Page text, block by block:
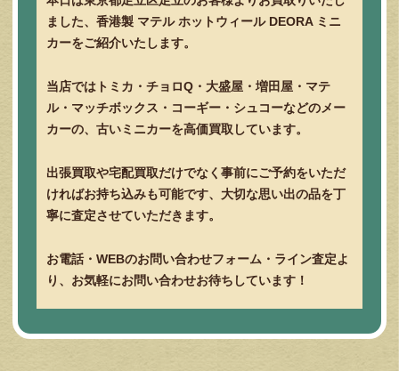
ました、香港製 マテル ホットウィールDEORA ミニ
カーをご紹介いたします。
当店ではトミカ・チョロQ ・大盛屋・増田屋・マテ
ル・マッチボックス・コーギー・シュコーなどのメー
カーの、古いミニカーを高価買取しています。
出張買取や宅配買取だけでなく事前にご予約をいただ
ければお持ち込みも可能です、大切な思い出の品を丁
寧に査定させていただきます。
お電話・WEBのお問い合わせフォーム・ライン査定よ
り、お気軽にお問い合わせお待ちしています！